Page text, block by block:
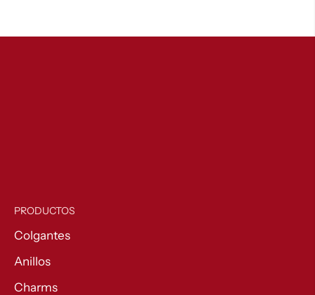
PRODUCTOS
Colgantes
Anillos
Charms